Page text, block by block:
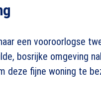
een vooroorlogse
bosrijke omgeving
deze fijne woning te